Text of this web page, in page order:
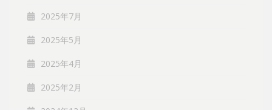
2025年7月
2025年5月
2025年4月
2025年2月